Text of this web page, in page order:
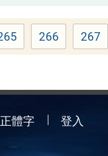
Page Page
266 Page
267
體字 登入